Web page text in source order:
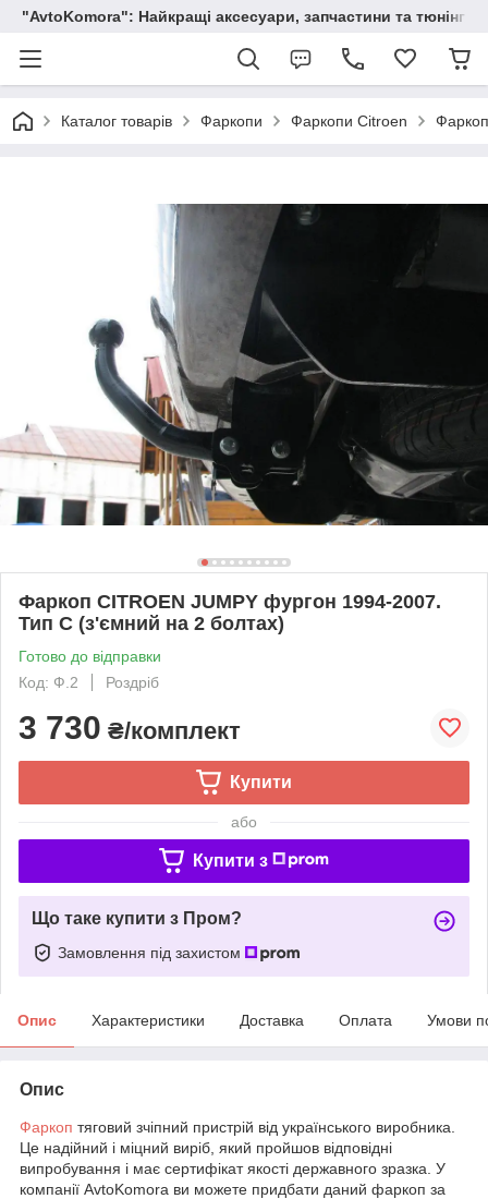
"AvtoKomora": Найкращі аксесуари, запчастини та тюнінг
Каталог товарів Фаркопи Фаркопи Citroen
Фаркоп CITROEN JUMPY фургон 1994-2007.
Тип С (з'ємний на 2 болтах)
Готово до відправки
Код: Ф.2
Роздріб
3 730 ₴/комплект
Купити
або
Купити з
Що таке купити з Пром?
Замовлення під захистом
Опис Характеристики Доставка Оплата Умови
Опис
Фаркоп тяговий зчіпний пристрій від українського виробника.
Це надійний і міцний виріб, який пройшов відповідні
випробування і має сертифікат якості державного зразка. У
компанії AvtoKomora ви можете придбати даний фаркоп за